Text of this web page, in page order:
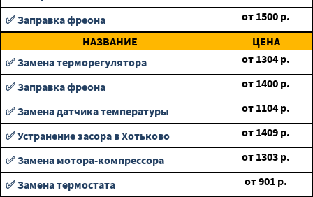
✅ Заправка фреона
от 1500 р.
НАЗВАНИЕ
ЦЕНА
✅ Замена терморегулятора
от 1304 р.
✅ Заправка фреона
от 1400 р.
✅ Замена датчика температуры
от 1104 р.
✅ Устранение засора в Хотьково
от 1409 р.
✅ Замена мотора-компрессора
от 1303 р.
✅ Замена термостата
от901 р.